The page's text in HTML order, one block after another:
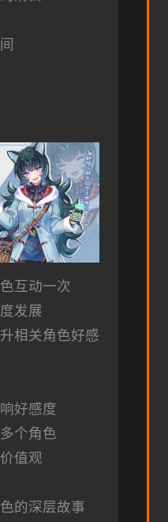
互动一次
发展
相关角色好感
好感度
个角色
值观
的深层故事